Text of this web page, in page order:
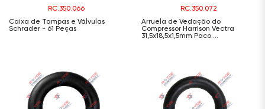
RC.350.066
Caixa de Tampas e Válvulas
Schrader - 61 Peças
RC.350.072
Arruela de Vedação do
Compressor Harrison Vectra
31,5x18,5x1,5mm Paco ...